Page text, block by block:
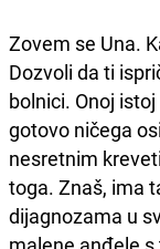
Zovem se Una.
Dozvoli da ti
bolnici. Onoj
gotovo ničega
nesretnim
toga. Znaš, ima
dijagnozama u